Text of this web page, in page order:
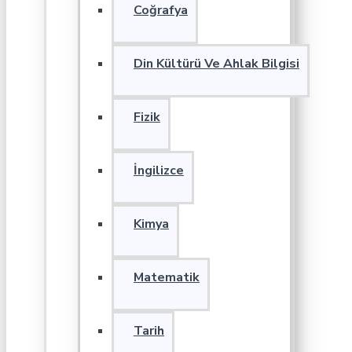
Coğrafya
Din Kültürü Ve Ahlak Bilgisi
Fizik
İngilizce
Kimya
Matematik
Tarih